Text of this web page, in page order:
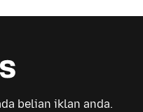
belian iklan anda.